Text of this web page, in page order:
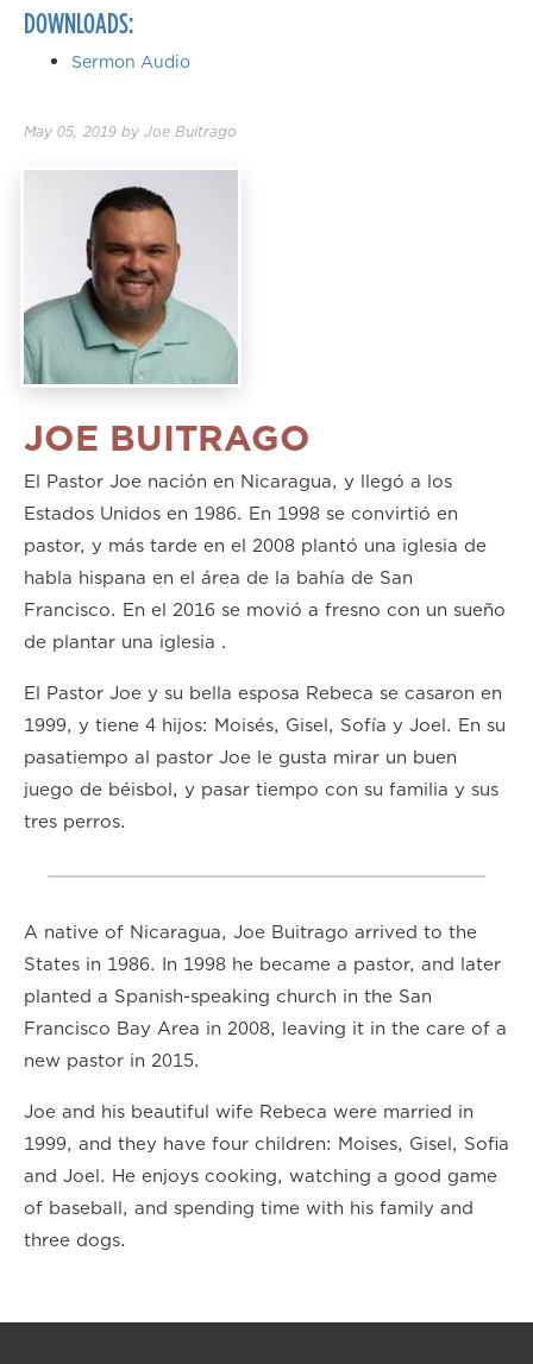
DOWNLOADS:
Sermon Audio
May 05, 2019 by Joe Buitrago
JOE BUITRAGO
El Pastor Joe nación en Nicaragua, y llegó a los
Estados Unidos en 1986. En 1998 se convirtió en
pastor, y más tarde en el 2008 plantó una iglesia de
habla hispana en el área de la bahía de San
Francisco. En el 2016 se movió a fresno con un sueño
de plantar una iglesia .
El Pastor Joe y su bella esposa Rebeca se casaron en
1999, y tiene 4 hijos: Moisés, Gisel, Sofía y Joel. En su
pasatiempo al pastor Joe le gusta mirar un buen
juego de béisbol, y pasar tiempo con su familia y sus
tres perros.
A native of Nicaragua, Joe Buitrago arrived to the
States in 1986. In 1998 he became a pastor, and later
planted a Spanish-speaking church in the San
Francisco Bay Area in 2008, leaving it in the care of a
new pastor in 2015.
Joe and his beautiful wife Rebeca were married in
1999, and they have four children: Moises, Gisel, Sofia
and Joel. He enjoys cooking, watching a good game
of baseball, and spending time with his family and
three dogs.